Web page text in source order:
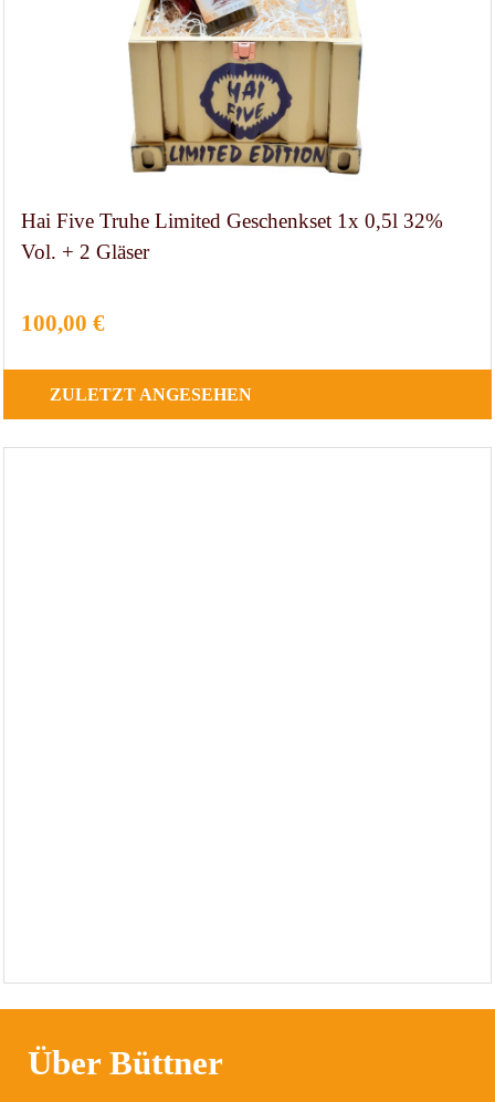
Hai Five Truhe Limited Geschenkset 1x 0,5l 32%
Vol. + 2 Gläser
100,00 €
ZULETZT ANGESEHEN
Über Büttner